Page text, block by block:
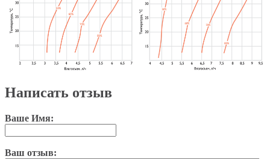
Написать отзыв
Ваше Имя:
Ваш отзыв: